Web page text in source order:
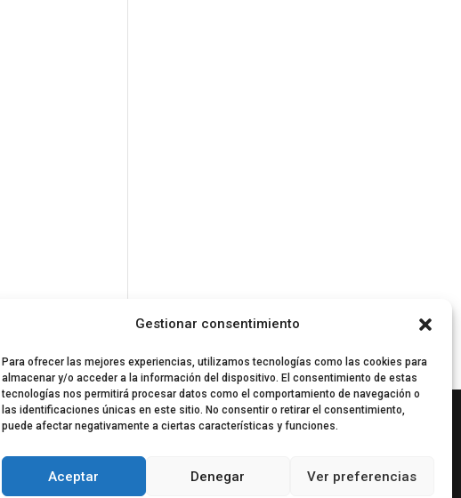
Gestionar consentimiento
Para ofrecer las mejores experiencias, utilizamos tecnologías como las cookies para
almacenar y/o acceder a la información del dispositivo. El consentimiento de estas
tecnologías nos permitirá procesar datos como el comportamiento de navegación o
las identificaciones únicas en este sitio. No consentir o retirar el consentimiento,
puede afectar negativamente a ciertas características y funciones.
Aceptar Denegar Ver preferencias